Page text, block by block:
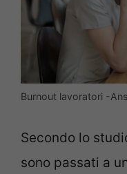
Burnout lavoratori -
Secondo lo
sono passati a